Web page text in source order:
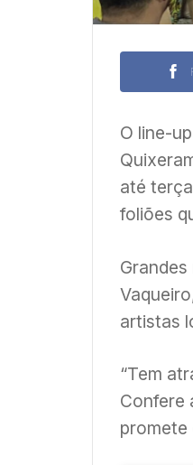
O line-
até
foliões
artistas
“Tem
Confere
promete